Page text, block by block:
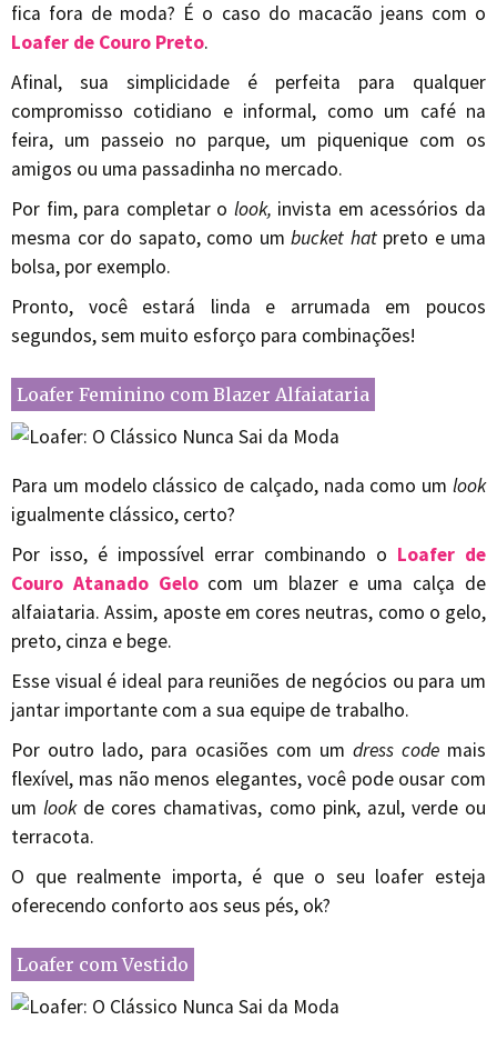
fica fora de moda? É o caso do macacão jeans com o
Loafer de Couro Preto.
Afinal, sua simplicidade é perfeita para qualquer
compromisso cotidiano e informal, como um café na
feira, um passeio no parque, um piquenique com os
amigos ou uma passadinha no mercado.
Por fim, para completar o look, invista em acessórios da
mesma cor do sapato, como um bucket hat preto e uma
bolsa, por exemplo.
Pronto, você estará linda e arrumada em poucos
segundos, sem muito esforço para combinações!
Loafer Feminino com Blazer Alfaiataria
Para um modelo clássico de calçado, nada como um look
igualmente clássico, certo?
Por isso, é impossível errar combinando o Loafer de
Couro Atanado Gelocom um blazer e uma calça de
alfaiataria. Assim, aposte em cores neutras, como o gelo,
preto, cinza e bege.
Esse visual é ideal para reuniões de negócios ou para um
jantar importante com a sua equipe de trabalho.
Por outro lado, para ocasiões com um dress code mais
flexível, mas não menos elegantes, você pode ousar com
umlookde cores chamativas, como pink, azul, verde ou
terracota.
O que realmente importa, é que o seu loafer esteja
oferecendo conforto aos seus pés, ok?
Loafer com Vestido